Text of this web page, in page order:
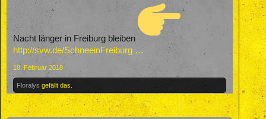
Nacht länger in Freiburg bleiben
http://svw.de/SchneeinFreiburg …
18. Februar 2018
Floralys gefällt das.